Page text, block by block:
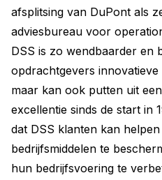
afsplitsing van DuPont als
adviesbureau voor
DSS is zo wendbaarder en
opdrachtgevers
maar kan ook putten uit
excellentie sinds de start in
dat DSS klanten kan
bedrijfsmiddelen te
hun bedrijfsvoering te